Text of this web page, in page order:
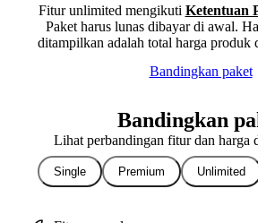
Fitur unlimited mengikuti Ketentuan
Paket harus lunas dibayar di awal.
ditampilkan adalah total harga produk
Bandingkan paket
Bandingkan
Lihat perbandingan fitur dan harga
Single Premium Unlimited